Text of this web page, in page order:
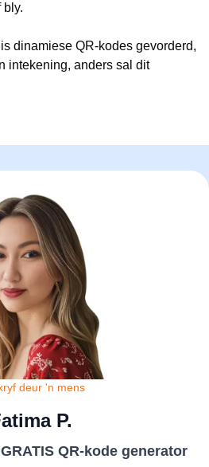
bly.
dinamiese QR-kodes gevorderd,
intekening, anders sal dit
deur 'n mens
P.
QR-kode generator